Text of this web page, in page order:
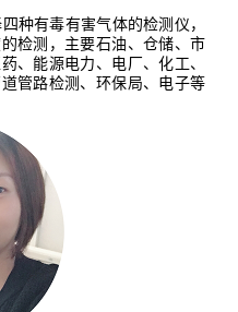
种有毒有害气体的检测仪，
检测，主要石油、仓储、市
、能源电力、电厂、化工、
管路检测、环保局、电子等